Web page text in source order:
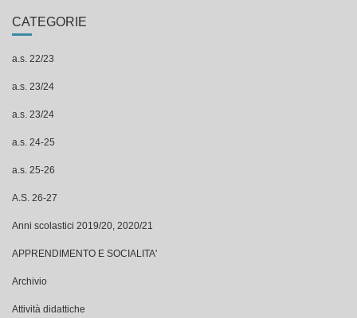
CATEGORIE
a.s. 22/23
a.s. 23/24
a.s. 23/24
a.s. 24-25
a.s. 25-26
A.S. 26-27
Anni scolastici 2019/20, 2020/21
APPRENDIMENTO E SOCIALITA'
Archivio
Attività didattiche